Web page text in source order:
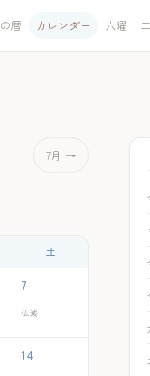
暦 カレンダー 六曜
7月 →
土
7
仏滅
14